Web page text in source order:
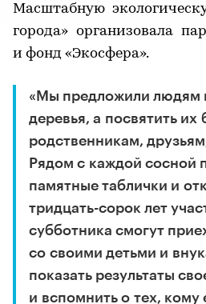
Масштабную
города» организовала
и фонд «Экосфера».
«Мы предложили людям
деревья, а посвятить
родственникам,
Рядом с каждой сосной
памятные таблички и
тридцать-сорок лет
субботника смогут
со своими детьми и
показать результаты
и вспомнить о тех, кому